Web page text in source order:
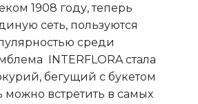
1908 году, теперь
сеть, пользуются
среди
INTERFLORA стала
бегущий с букетом
можно встретить в самых